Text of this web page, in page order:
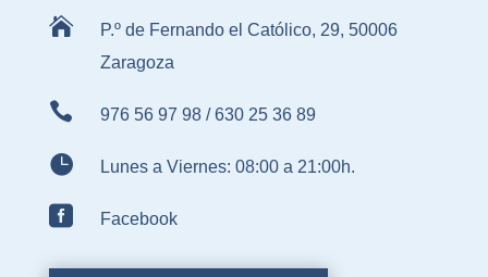

P.º de Fernando el Católico, 29, 50006
Zaragoza
 976 56 97 98/630 25 36 89
 Lunes a Viernes: 08:00 a 21:00h.
 Facebook